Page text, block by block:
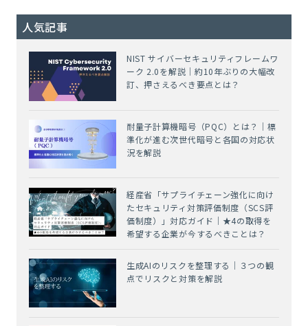
人気記事
NIST サイバーセキュリティフレームワ
ーク 2.0を解説｜約10年ぶりの大幅改
訂、押さえるべき要点とは？
耐量子計算機暗号（PQC）とは？｜標
準化が進む次世代暗号と各国の対応状
況を解説
経産省「サプライチェーン強化に向け
たセキュリティ対策評価制度（SCS評
価制度）」対応ガイド｜★4の取得を
希望する企業が今するべきことは？
生成AIのリスクを整理する｜３つの観
点でリスクと対策を解説